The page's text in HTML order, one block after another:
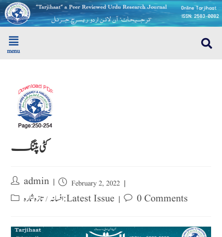
menu
کٹی پتنگ
admin February 2, 2022
افسانہ / تازہ شمارہ : Latest Issue 0 Comments